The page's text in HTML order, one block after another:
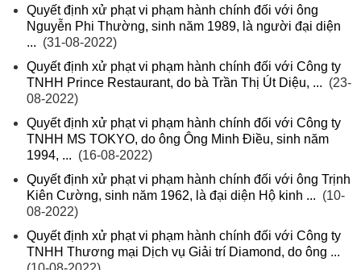
Quyết định xử phạt vi phạm hành chính đối với ông
Nguyễn Phi Thường, sinh năm 1989, là người đại diện
... (31-08-2022)
Quyết định xử phạt vi phạm hành chính đối với Công ty
TNHH Prince Restaurant, do bà Trần Thị Út Diệu, ... (23-
08-2022)
Quyết định xử phạt vi phạm hành chính đối với Công ty
TNHH MS TOKYO, do ông Ông Minh Điều, sinh năm
1994, ... (16-08-2022)
Quyết định xử phạt vi phạm hành chính đối với ông Trịnh
Kiên Cường, sinh năm 1962, là đại diện Hộ kinh ... (10-
08-2022)
Quyết định xử phạt vi phạm hành chính đối với Công ty
TNHH Thương mại Dịch vụ Giải trí Diamond, do ông ...